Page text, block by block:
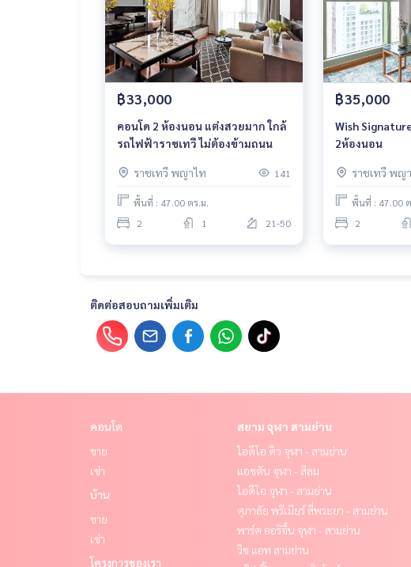
฿33,000
คอนโด 2 ห้องนอน แต่งสวยมาก ใกล้
รถไฟฟ้าราชเทวี ไม่ต้องข้ามถนน
ราชเทวี พญาไท 141
พื้นที่ : 47.00 ตร.ม.
2
1 21-50
฿35,000
Wish
2ห้องนอน
ราชเทวี พญ
พื้นที่ : 47.00
2
ติดต่อสอบถามเพิ่มเติม
คอนโด
ขาย
เช่า
บ้าน
ขาย
เช่า
โครงการของเรา
สยาม จุฬา สามย่าน
ไอดีโอ คิว จุฬา - สามย่าน
แอชตัน จุฬา - สีลม
ไอดีโอ จุฬา - สามย่าน
ศุภาลัย พรีเมียร์ สี่พระยา - สามย่าน
พาร์ค ออริจิ้น จุฬา - สามย่าน
วิช แอท สามย่าน